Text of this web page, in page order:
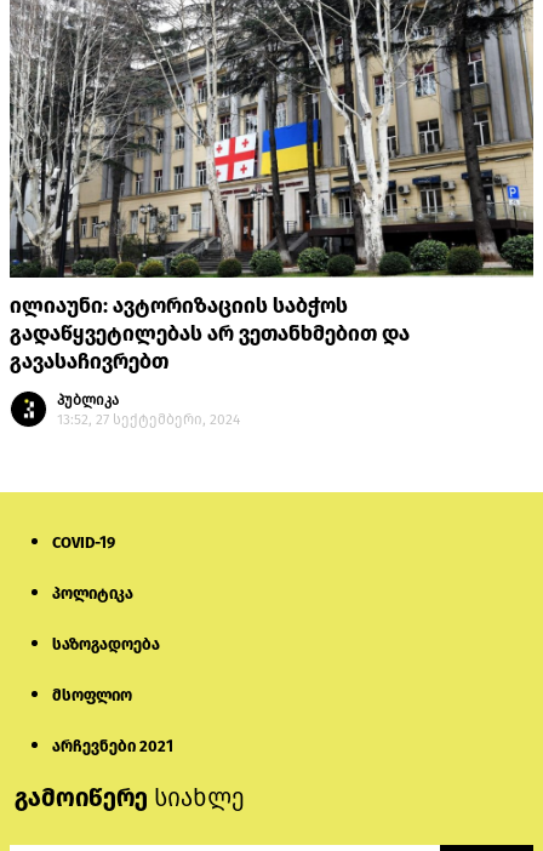
ილიაუნი: ავტორიზაციის საბჭოს
გადაწყვეტილებას არ ვეთანხმებით და
გავასაჩივრებთ
პუბლიკა
13:52, 27 სექტემბერი, 2024
COVID-19
პოლიტიკა
საზოგადოება
მსოფლიო
არჩევნები 2021
გამოიწერე სიახლე